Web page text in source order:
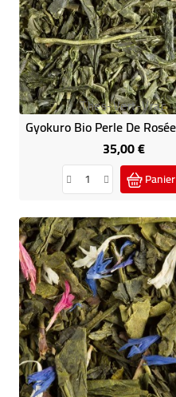
Thes-Vert-Vrac
35,00 €Prix
Panier